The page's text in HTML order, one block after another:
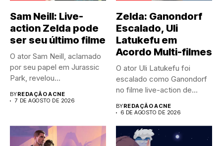
Sam Neill: Live-
action Zelda pode
ser seu último filme
O ator Sam Neill, aclamado
por seu papel em Jurassic
Park, revelou...
BYREDAÇÃO ACNE
7 DE AGOSTO DE 2026
Zelda: Ganondorf
Escalado, Uli
Latukefu em
Acordo Multi-filmes
O ator Uli Latukefu foi
escalado como Ganondorf
no filme live-action de...
BYREDAÇÃO ACNE
6 DE AGOSTO DE 2026